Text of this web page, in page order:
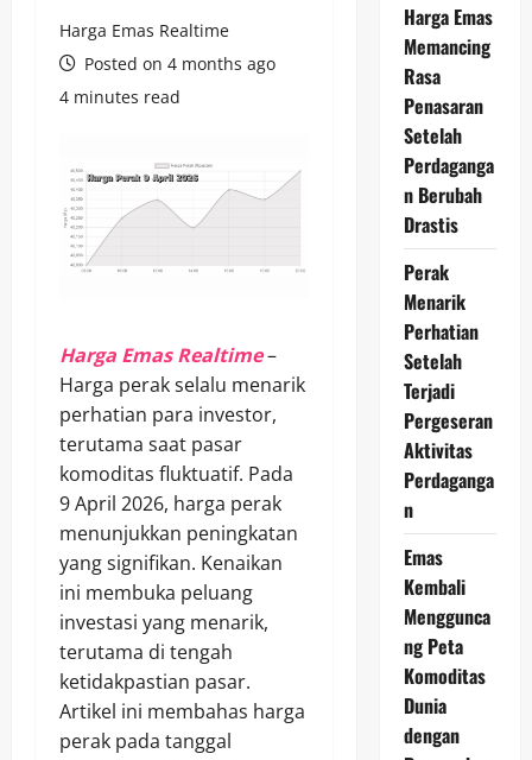
Harga Emas Realtime
Posted on 4 months ago
4 minutes read
Harga Emas Realtime–
Harga perak selalu menarik
perhatian para investor,
terutama saat pasar
komoditas fluktuatif. Pada
9 April 2026, harga perak
menunjukkan peningkatan
yang signifikan. Kenaikan
ini membuka peluang
investasi yang menarik,
terutama di tengah
ketidakpastian pasar.
Artikel ini membahas harga
perak pada tanggal
Harga Emas
Memancing
Rasa
Penasaran
Setelah
Perdaganga
n Berubah
Drastis
Perak
Menarik
Perhatian
Setelah
Terjadi
Pergeseran
Aktivitas
Perdaganga
n
Emas
Kembali
Menggunca
ng Peta
Komoditas
Dunia
dengan